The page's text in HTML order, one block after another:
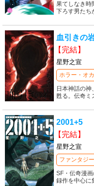
果てしなき時
下ろす男たち
血引きの
【完結】
星野之宣
ホラー・オ
日本神話の神
甦る。伝奇ミ
2001+5
【完結】
星野之宣
ファンタジ
SF・伝奇漫
録作を中心に